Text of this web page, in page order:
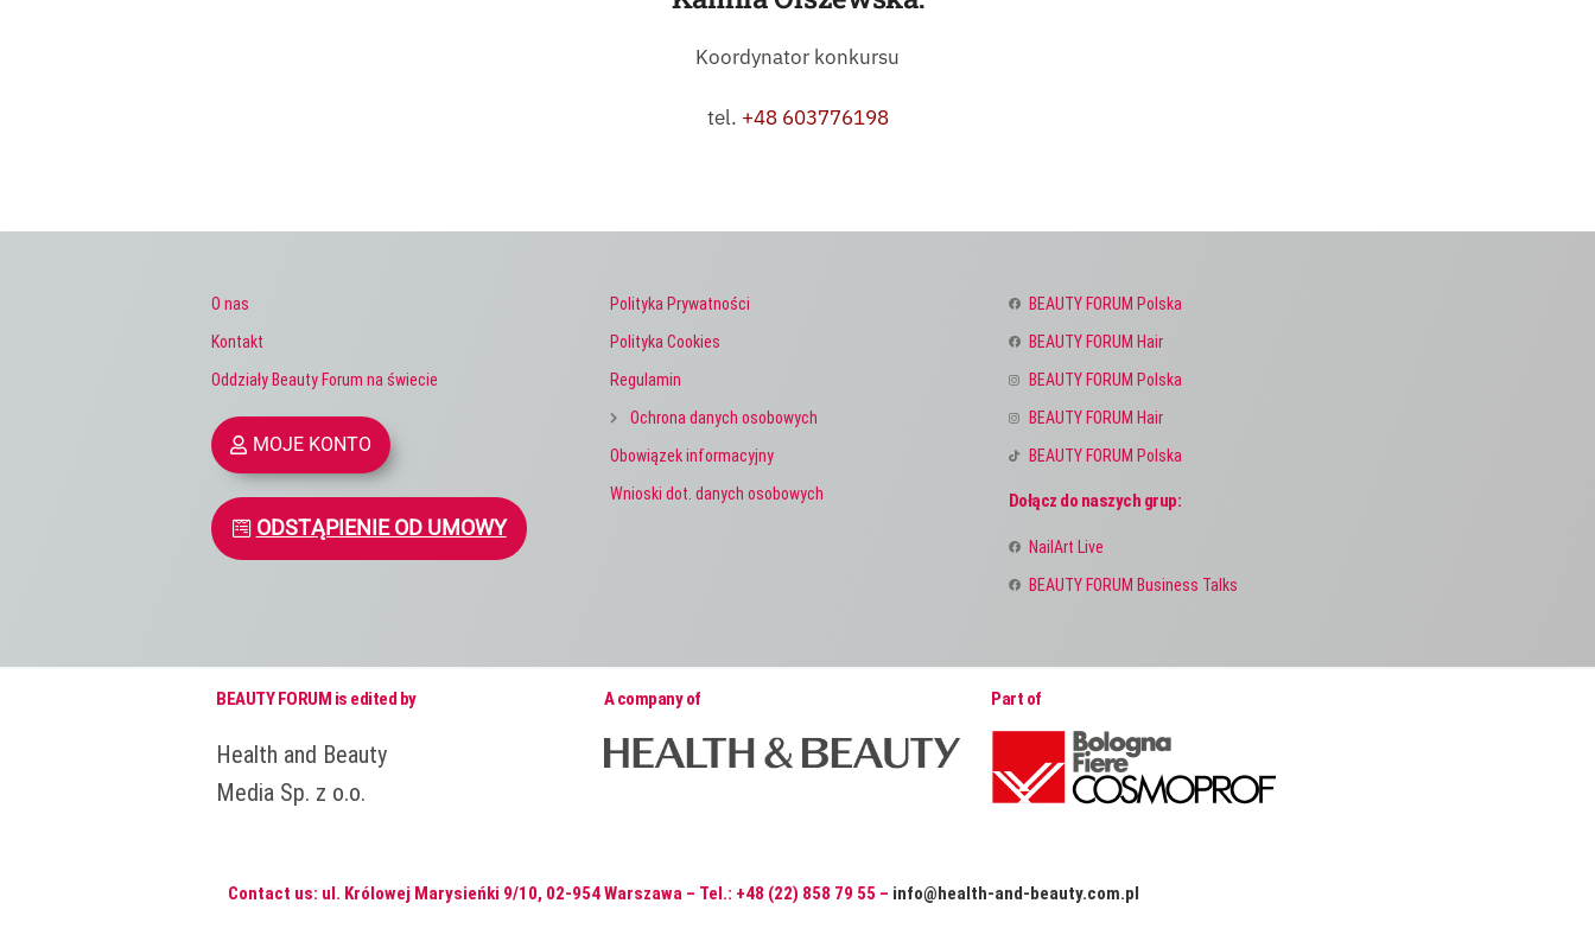
Koordynator konkursu
tel. +48 603776198
O nas
Kontakt
Oddziały Beauty Forum na świecie
MOJE KONTO
ODSTĄPIENIE OD UMOWY
Polityka Prywatności
Polityka Cookies
Regulamin
Ochrona danych osobowych
Obowiązek informacyjny
Wnioski dot. danych osobowych
BEAUTY FORUM Polska
BEAUTY FORUM Hair
BEAUTY FORUM Polska
BEAUTY FORUM Hair
BEAUTY FORUM Polska
Dołącz do naszych grup:
NailArt Live
BEAUTY FORUM Business Talks
BEAUTY FORUM is edited by A company of Part of
Health and Beauty
Media Sp. z o.o.
Contact us: ul. Królowej Marysieńki 9/10, 02-954 Warszawa – Tel.: +48 (22) 858 79 55 – info@health-and-beauty.com.pl